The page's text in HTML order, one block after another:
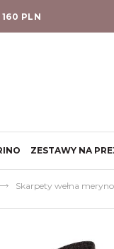
PLN
ZESTAWY NA
Skarpety wełna